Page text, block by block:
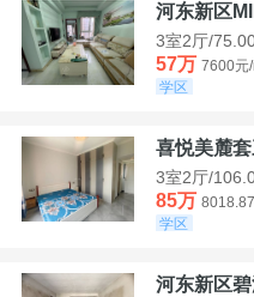
河东新区
3室2厅/
57万 7600元/
学区
喜悦美麓
3室2厅/
85万
学区
河东新区